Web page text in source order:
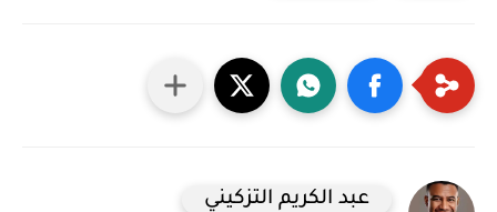
عبد الكريم التزكيني